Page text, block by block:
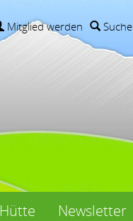
Mitglied werden
Suche
Hütte Newsletter